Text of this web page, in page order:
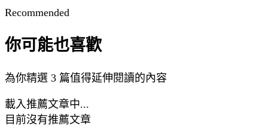
Recommended
你可能也喜歡
為你精選 3 篇值得延伸閱讀的內容
載入推薦文章中...
目前沒有推薦文章